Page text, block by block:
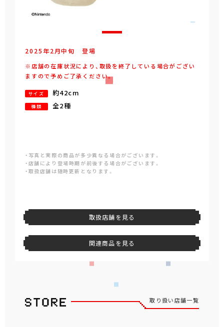
2025年2月中旬 登場
※店舗の在庫状況により、取扱を終了している場合がござい
ますので予めご了承ください。
サイズ 約42cm
種類 全2種
・写真と実際の商品が多少異なる場合がございます。
・店舗により登場時期が前後する場合がございます。
・取扱店舗は随時更新となります。
取扱店舗を見る
関連商品を見る
取り扱い店舗一覧